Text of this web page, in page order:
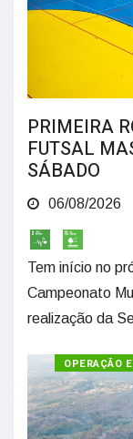
PRIMEIRA
FUTSAL
SÁBADO
06/08/2026
Tem início no
Campeonato
realização da
OPERAÇÃO